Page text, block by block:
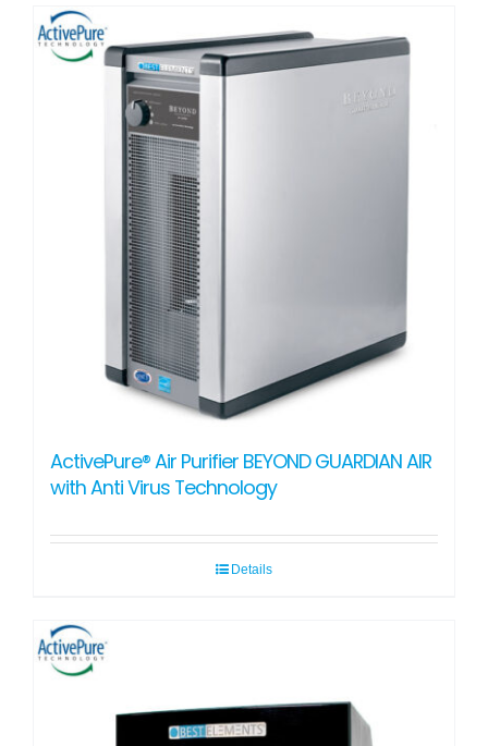
ActivePure® Air Purifier BEYOND GUARDIAN AIR
with Anti Virus Technology
Details